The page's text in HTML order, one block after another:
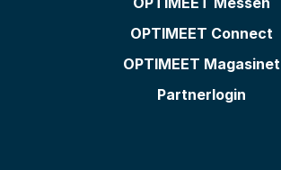
OPTIMEET Connect
OPTIMEET Magasinet
Partnerlogin